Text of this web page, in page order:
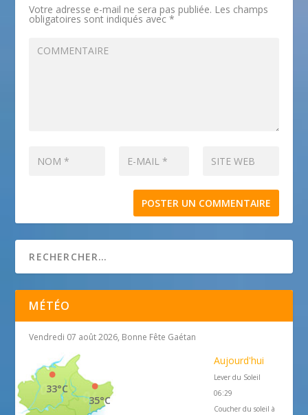
Votre adresse e-mail ne sera pas publiée. Les champs
obligatoires sont indiqués avec*
MÉTÉO
Vendredi 07 août 2026, Bonne Fête Gaétan
35°C
33°C
Aujourd'hui
Lever du Soleil
06:29
Coucher du soleil à